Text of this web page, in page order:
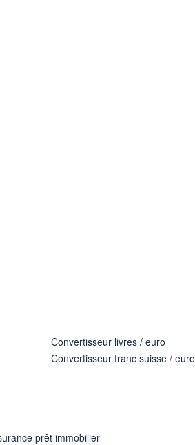
Convertisseur livres / euro
Convertisseur franc suisse / euro
prêt immobilier